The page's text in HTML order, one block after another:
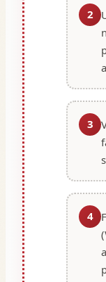
2
3
4